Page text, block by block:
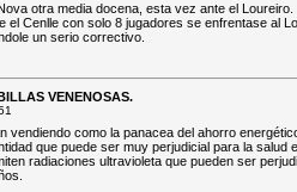
otra media docena, esta vez ante el Loureiro.
el Cenlle con solo 8 jugadores se enfrentase al
un serio correctivo.
VENENOSAS.
vendiendo como la panacea del ahorro
que puede ser muy perjudicial para la salud
radiaciones ultravioleta que pueden ser